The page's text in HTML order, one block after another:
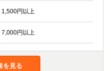
1,500円以上
7,000円以上
を見る